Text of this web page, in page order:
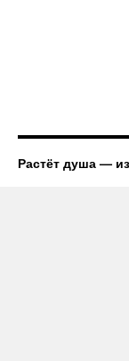
Растёт душа —